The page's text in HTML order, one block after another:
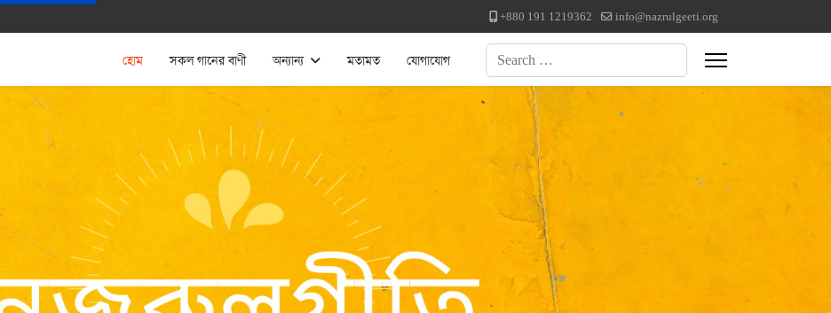
+880 191 1219362 info@nazrulgeeti.org
হোম সকল গানের বাণী অন্যান্য মতামত যোগাযোগ Search